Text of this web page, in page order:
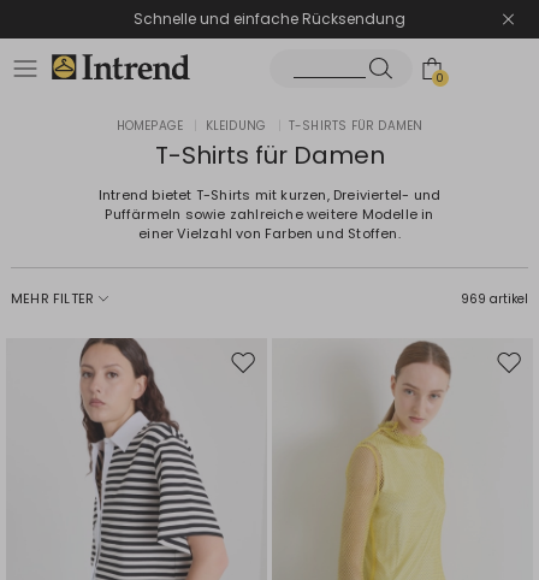
Schnelle und einfache Rücksendung
0
HOMEPAGE KLEIDUNG T-SHIRTS FÜR DAMEN
T-Shirts für Damen
Intrend bietet T-Shirts mit kurzen, Dreiviertel- und
Puffärmeln sowie zahlreiche weitere Modelle in
einer Vielzahl von Farben und Stoffen.
MEHR FILTER 969 artikel
Auf
Auf